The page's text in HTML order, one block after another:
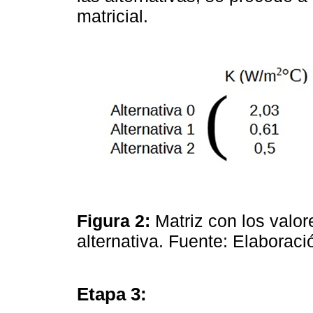
matricial.
Figura 2: Matriz con los
alternativa. Fuente:
Etapa 3: